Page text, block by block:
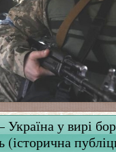
у вирі
(історична